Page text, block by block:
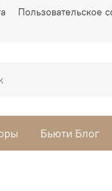
Пользовательское
Бьюти Блог